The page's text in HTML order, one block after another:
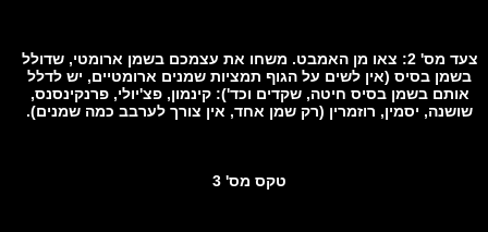
צעד מס' 2: צאו מן האמבט. משחו את עצמכם בשמן ארומטי, שדולל
בסיס (אין לשים על הגוף תמציות שמנים ארומטיים, יש לדלל
בשמן בסיס חיטה, שקדים וכד'): קינמון, פצ'יולי, פרנקינסנס,
יסמין, רוזמרין (רק שמן אחד, אין צורך לערבב כמה שמנים).
טקס מס' 3